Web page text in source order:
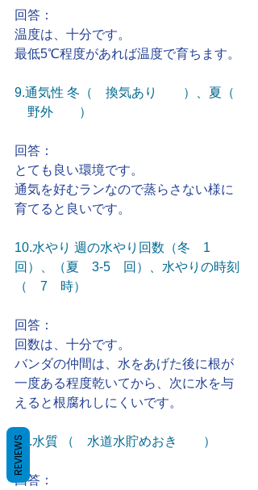
回答：
温度は、十分です。
最低5℃程度があれば温度で育ちます。
9.通気性 冬（　換気あり　　）、夏（
野外　　）
回答：
とても良い環境です。
通気を好むランなので蒸らさない様に
育てると良いです。
10.水やり 週の水やり回数（冬　1
回）、（夏　3-5　回）、水やりの時刻
（　7　時）
回答：
回数は、十分です。
バンダの仲間は、水をあげた後に根が
一度ある程度乾いてから、次に水を与
えると根腐れしにくいです。
11.水質 （　水道水貯めおき　　）
回答：
REVIEWS